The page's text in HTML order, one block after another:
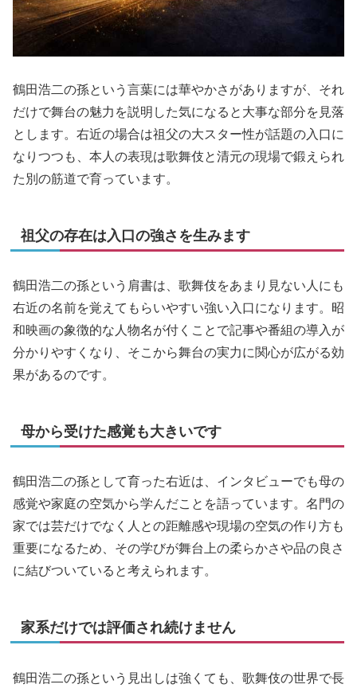
鶴田浩二の孫という言葉には華やかさがありますが、それ
だけで舞台の魅力を説明した気になると大事な部分を見落
とします。右近の場合は祖父の大スター性が話題の入口に
なりつつも、本人の表現は歌舞伎と清元の現場で鍛えられ
た別の筋道で育っています。
祖父の存在は入口の強さを生みます
鶴田浩二の孫という肩書は、歌舞伎をあまり見ない人にも
右近の名前を覚えてもらいやすい強い入口になります。昭
和映画の象徴的な人物名が付くことで記事や番組の導入が
分かりやすくなり、そこから舞台の実力に関心が広がる効
果があるのです。
母から受けた感覚も大きいです
鶴田浩二の孫として育った右近は、インタビューでも母の
感覚や家庭の空気から学んだことを語っています。名門の
家では芸だけでなく人との距離感や現場の空気の作り方も
重要になるため、その学びが舞台上の柔らかさや品の良さ
に結びついていると考えられます。
家系だけでは評価され続けません
鶴田浩二の孫という見出しは強くても、歌舞伎の世界で長